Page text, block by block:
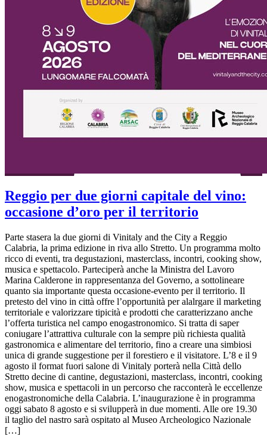
Reggio per due giorni capitale del vino:
occasione d’oro per il territorio
Parte stasera la due giorni di Vinitaly and the City a Reggio
Calabria, la prima edizione in riva allo Stretto. Un programma molto
ricco di eventi, tra degustazioni, masterclass, incontri, cooking show,
musica e spettacolo. Parteciperà anche la Ministra del Lavoro
Marina Calderone in rappresentanza del Governo, a sottolineare
quanto sia importante questa occasione-evento per il territorio. Il
pretesto del vino in città offre l’opportunità per alalrgare il marketing
territoriale e valorizzare tipicità e prodotti che caratterizzano anche
l’offerta turistica nel campo enogastronomico. Si tratta di saper
coniugare l’attrattiva culturale con la sempre più richiesta qualità
gastronomica e alimentare del territorio, fino a creare una simbiosi
unica di grande suggestione per il forestiero e il visitatore. L’8 e il 9
agosto il format fuori salone di Vinitaly porterà nella Città dello
Stretto decine di cantine, degustazioni, masterclass, incontri, cooking
show, musica e spettacoli in un percorso che racconterà le eccellenze
enogastronomiche della Calabria. L’inaugurazione è in programma
oggi sabato 8 agosto e si svilupperà in due momenti. Alle ore 19.30
il taglio del nastro sarà ospitato al Museo Archeologico Nazionale
[…]